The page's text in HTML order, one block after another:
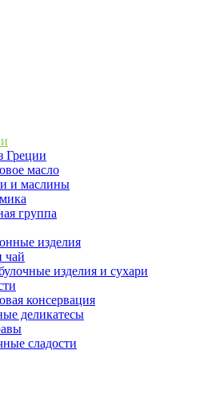
Греции
масло
и маслины
группа
изделия
чай
изделия и сухари
консервация
деликатесы
сладости